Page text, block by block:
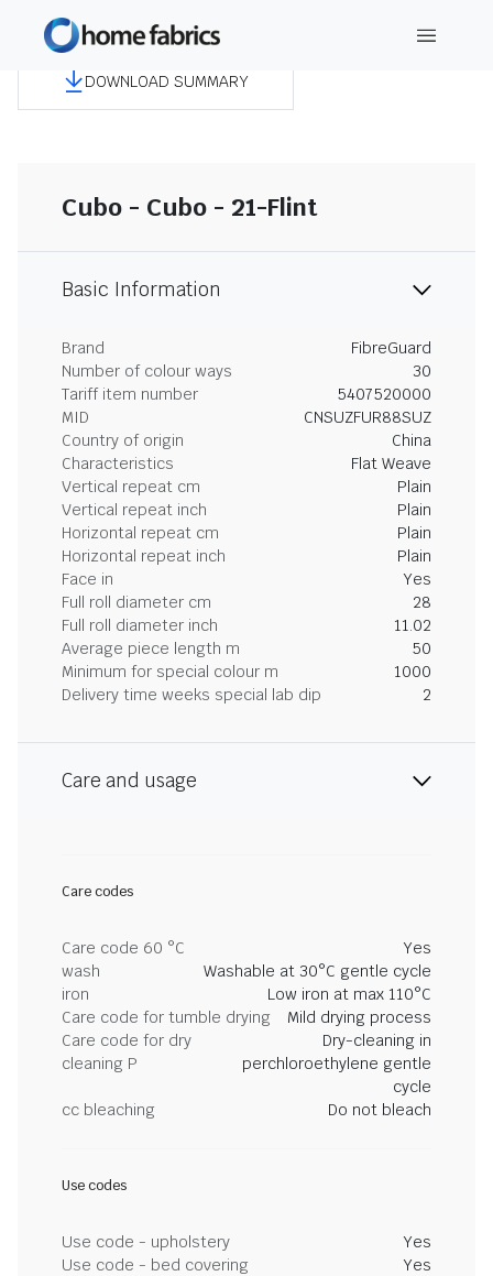
DOWNLOAD SUMMARY
Cubo - Cubo - 21-Flint
Basic Information
Brand
FibreGuard
Number of colour ways
30
Tariff item number
5407520000
MID
CNSUZFUR88SUZ
Country of origin
China
Characteristics
Flat Weave
Vertical repeat cm
Plain
Vertical repeat inch
Plain
Horizontal repeat cm
Plain
Horizontal repeat inch
Plain
Face in
Yes
Full roll diameter cm
28
Full roll diameter inch
11.02
Average piece length m
50
Minimum for special colour m
1000
Delivery time weeks special lab dip
2
Care and usage
Care codes
Care code 60 °C
Yes
wash
Washable at 30°C gentle cycle
iron
Low iron at max 110°C
Care code for tumble drying
Mild drying process
Care code for dry
cleaning P
Dry-cleaning in
perchloroethylene gentle
cycle
cc bleaching
Do not bleach
Use codes
Use code - upholstery
Yes
Use code - bed covering
Yes